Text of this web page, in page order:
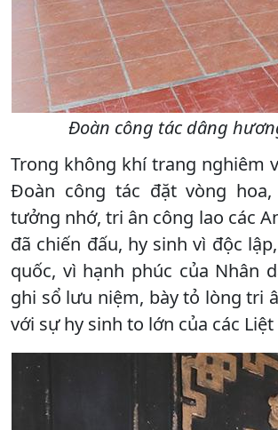
Đoàn công tác dâng
Trong không khí trang nghiêm
Đoàn công tác đặt vòng
tưởng nhớ, tri ân công lao các
đã chiến đấu, hy sinh vì độc
quốc, vì hạnh phúc của Nhân
ghi sổ lưu niệm, bày tỏ lòng tri
với sự hy sinh to lớn của các Liệt